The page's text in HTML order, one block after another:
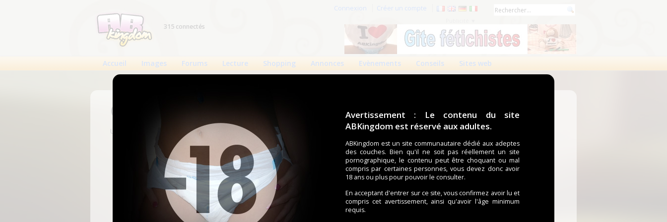
Avertissement : Le contenu du site
ABKingdom est réservé aux adultes.
ABKingdom est un site communautaire dédié aux adeptes
des couches. Bien qu'il ne soit pas réellement un site
pornographique, le contenu peut être choquant ou mal
compris par certaines personnes, vous devez donc avoir
18 ans ou plus pour pouvoir le consulter.
En acceptant d'entrer sur ce site, vous confirmez avoir lu et
compris cet avertissement, ainsi qu'avoir l'âge minimum
requis.
Connexion Créer un compte
315 connectés
Accueil Images Forums Lecture Shopping Annonces Evènements Conseils Sites web
Connexion
Un compte est nécessaire pour voir cette page.
Nom d'utilisateur
Mot de passe